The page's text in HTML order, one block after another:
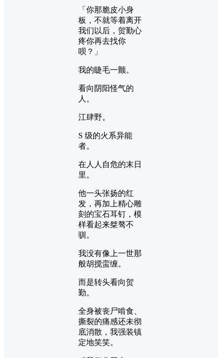
「你那脆皮小身
板，不就等着离开
我们以后，贺勤心
疼你再去找你
呗？」
我的睫毛一颤。
看向阴阳怪气的
人。
江肆野。
S 级的火系异能
者。
在人人自危的末日
里。
他一头张扬的红
发，再加上精心雕
刻的宝石耳钉，模
样看起来桀骜不
驯。
我没有像上一世那
般胡搅蛮缠。
而是转头看向贺
勤。
全身被丧尸啃食、
撕裂的痛感还未彻
底消散，我强装镇
定地笑笑。